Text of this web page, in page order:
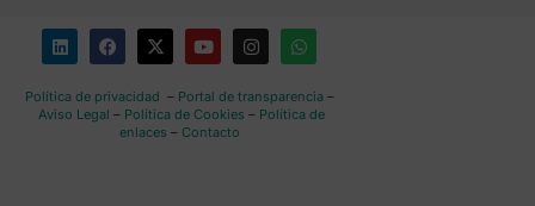
Política de privacidad – Portal de transparencia–
Aviso Legal – Política de Cookies – Política de
enlaces – Contacto